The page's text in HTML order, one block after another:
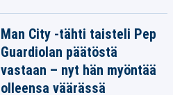
Man City -tähti taisteli Pep
Guardiolan päätöstä
vastaan – nyt hän myöntää
olleensa väärässä